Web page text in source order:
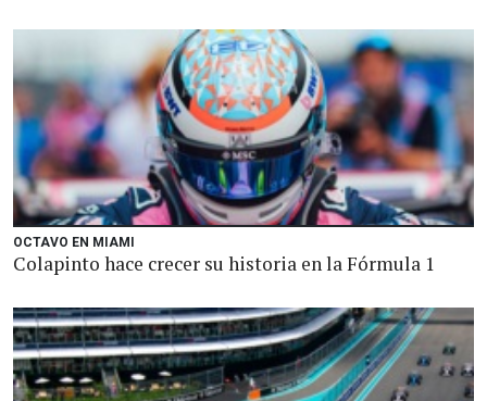
OCTAVO EN MIAMI
Colapinto hace crecer su historia en la Fórmula 1